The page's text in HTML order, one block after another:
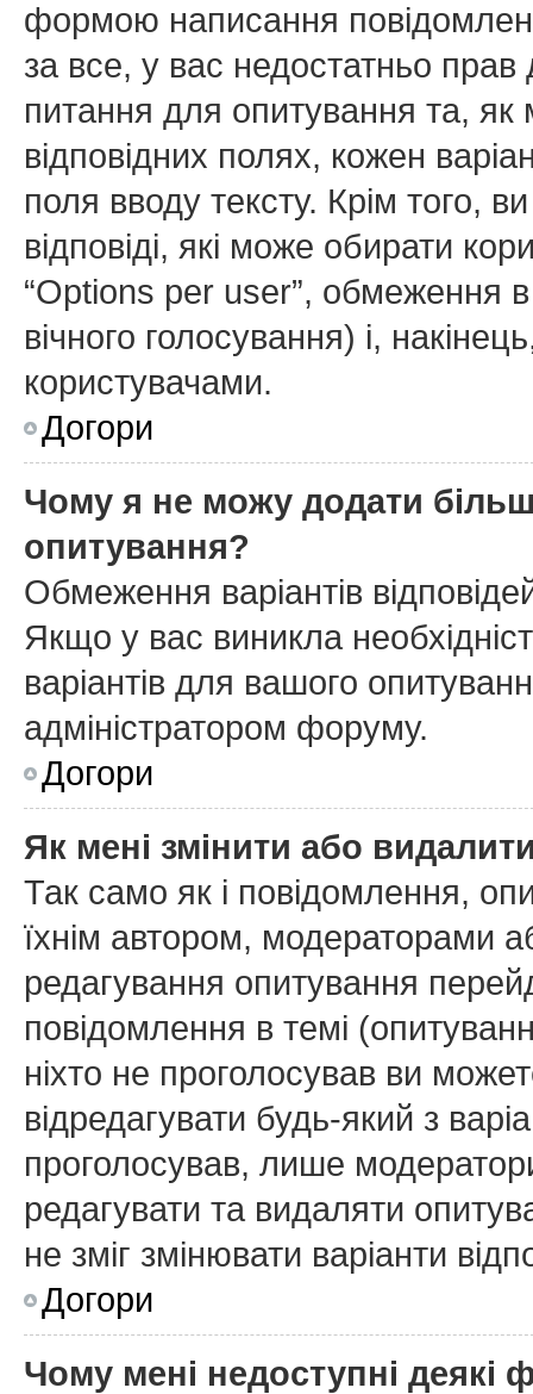
формою написання
за все, у вас недостатньо
питання для опитування та, як
відповідних полях, кожен
поля вводу тексту. Крім того, ви
відповіді, які може обирати
“Options per user”, обмеження
вічного голосування) і,
користувачами.
Догори
Чому я не можу додати
опитування?
Обмеження варіантів
Якщо у вас виникла
варіантів для вашого
адміністратором форуму.
Догори
Як мені змінити або
Так само як і повідомлення,
їхнім автором, модераторами
редагування опитування
повідомлення в темі
ніхто не проголосував ви
відредагувати будь-який з
проголосував, лише
редагувати та видаляти
не зміг змінювати варіанти
Догори
Чому мені недоступні деякі